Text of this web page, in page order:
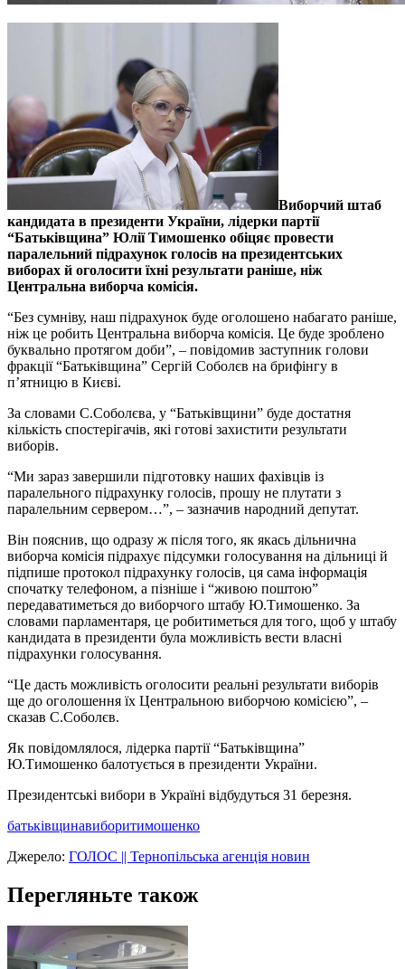
Виборчий штаб
кандидата в президенти України, лідерки партії
“Батьківщина” Юлії Тимошенко обіцяє провести
паралельний підрахунок голосів на президентських
виборах й оголосити їхні результати раніше, ніж
Центральна виборча комісія.
“Без сумніву, наш підрахунок буде оголошено набагато раніше,
ніж це робить Центральна виборча комісія. Це буде зроблено
буквально протягом доби”, – повідомив заступник голови
фракції “Батьківщина” Сергій Соболєв на брифінгу в
п’ятницю в Києві.
За словами С.Соболєва, у “Батьківщини” буде достатня
кількість спостерігачів, які готові захистити результати
виборів.
“Ми зараз завершили підготовку наших фахівців із
паралельного підрахунку голосів, прошу не плутати з
паралельним сервером…”, – зазначив народний депутат.
Він пояснив, що одразу ж після того, як якась дільнична
виборча комісія підрахує підсумки голосування на дільниці й
підпише протокол підрахунку голосів, ця сама інформація
спочатку телефоном, а пізніше і “живою поштою”
передаватиметься до виборчого штабу Ю.Тимошенко. За
словами парламентаря, це робитиметься для того, щоб у штабу
кандидата в президенти була можливість вести власні
підрахунки голосування.
“Це дасть можливість оголосити реальні результати виборів
ще до оголошення їх Центральною виборчою комісією”, –
сказав С.Соболєв.
Як повідомлялося, лідерка партії “Батьківщина”
Ю.Тимошенко балотується в президенти України.
Президентські вибори в Україні відбудуться 31 березня.
батьківщинавиборитимошенко
Джерело: ГОЛОС || Тернопільська агенція новин
Перегляньте також